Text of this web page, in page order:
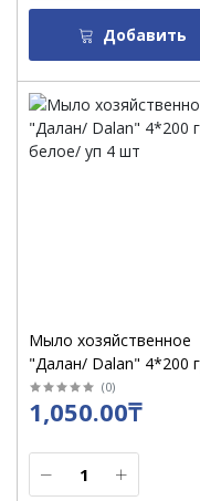
Добавить
Мыло хозяйственное
"Далан/ Dalan" 4*200
белое/ уп 4 шт
(0)
1,050.00₸